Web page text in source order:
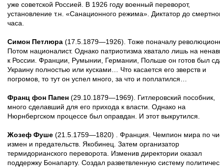
уже советской Россией. В 1926 году военный переворот,
установление т.н. «Санационного режима». Диктатор до
часа.
Симон Петлюра (17.5.1879—1926). Тоже поначалу
Потом националист. Однако патриотизма хватало лишь на
к России. Франции, Румынии, Германии, Польше он готов был
Украину полностью или кусками… Что касается его зверств и
погромов, то тут он успел много, за что и поплатился…
Франц фон Папен (29.10.1879—1969). Гитлеровский пособник,
много сделавший для его прихода к власти. Однако на
Нюрнбергском процессе был оправдан. И этот выкрутился.
Жозеф Фуше (21.5.1759—1820) . Франция. Чемпион мира по
измен и предательств. Якобинец. Затем организатор
термидорианского переворота. Изменив директории оказал
поддержку Бонапарту. Создал разветвленную систему